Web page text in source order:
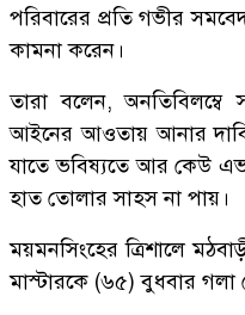
পরিবারের প্রতি গভীর
কামনা করেন।
তারা বলেন, অনতিবিলম্বে
আইনের আওতায় আনার দাবি
যাতে ভবিষ্যতে আর কেউ
হাত তোলার সাহস না পায়।
ময়মনসিংহের ত্রিশালে
মাস্টারকে (৬৫) বুধবার গলা